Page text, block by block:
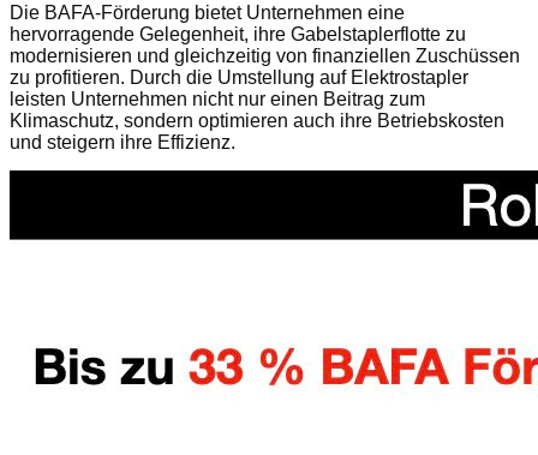
Die BAFA-Förderung bietet Unternehmen eine
hervorragende Gelegenheit, ihre Gabelstaplerflotte zu
modernisieren und gleichzeitig von finanziellen Zuschüssen
zu profitieren. Durch die Umstellung auf Elektrostapler
leisten Unternehmen nicht nur einen Beitrag zum
Klimaschutz, sondern optimieren auch ihre Betriebskosten
und steigern ihre Effizienz.